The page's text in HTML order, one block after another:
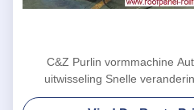
C&Z Purlin vormmachine
uitwisseling Snelle
gemaakte rollen